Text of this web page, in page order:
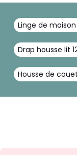
Linge de
Drap housse lit
Housse de